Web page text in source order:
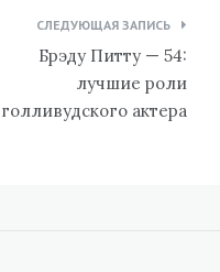
СЛЕДУЮЩАЯ ЗАПИСЬ
Брэду Питту — 54:
лучшие роли
голливудского актера